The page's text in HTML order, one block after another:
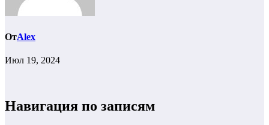
ОтAlex
Июл 19, 2024
Навигация по записям